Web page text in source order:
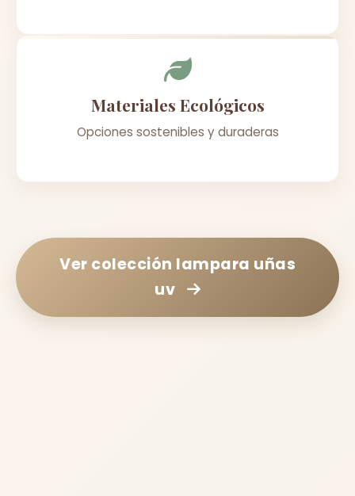
Materiales Ecológicos
Opciones sostenibles y duraderas
Ver colección lampara uñas
uv